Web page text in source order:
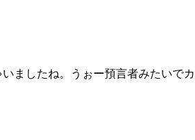
ましたね。うぉー預言者みたいでカ